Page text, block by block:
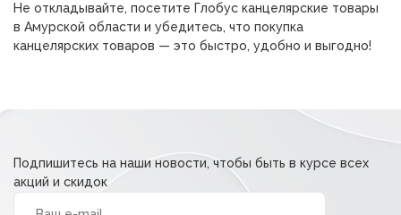
Не откладывайте, посетите Глобус канцелярские товары
в Амурской области и убедитесь, что покупка
канцелярских товаров — это быстро, удобно и выгодно!
Подпишитесь на наши новости, чтобы быть в курсе всех
акций и скидок